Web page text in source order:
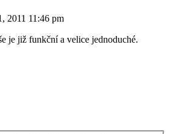
2011 11:46 pm
je již funkční a velice jednoduché.